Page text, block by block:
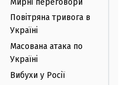
Повітряна тривога в
Україні
Масована атака по
Україні
Вибухи у Росії